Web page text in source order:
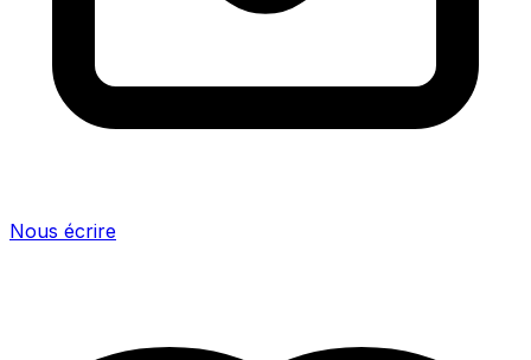
Nous écrire